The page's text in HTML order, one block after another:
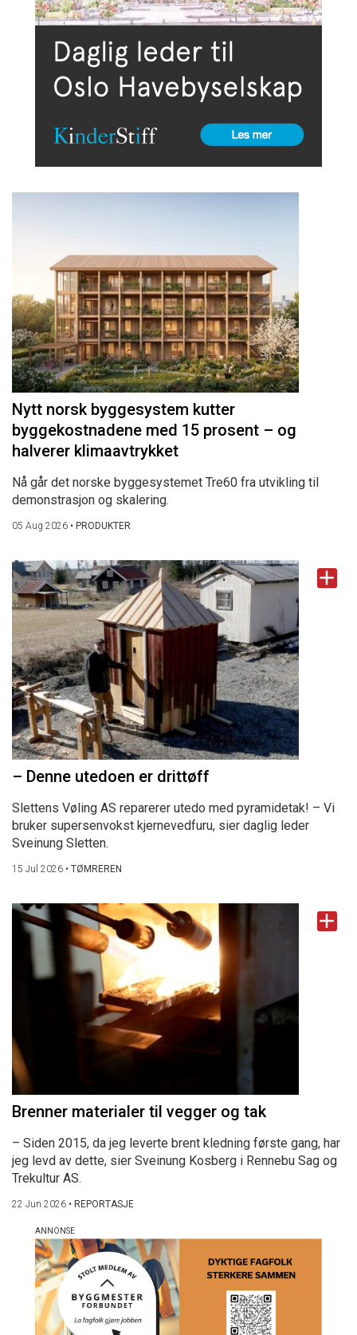
Nytt norsk byggesystem kutter
byggekostnadene med 15 prosent – og
halverer klimaavtrykket
Nå går det norske byggesystemet Tre60 fra utvikling til
demonstrasjon og skalering.
05 Aug 2026 • PRODUKTER
– Denne utedoen er drittøff
Slettens Vøling AS reparerer utedo med pyramidetak! – Vi
bruker supersenvokst kjernevedfuru, sier daglig leder
Sveinung Sletten.
15 Jul 2026 • TØMREREN
Brenner materialer til vegger og tak
– Siden 2015, da jeg leverte brent kledning første gang, har
jeg levd av dette, sier Sveinung Kosberg i Rennebu Sag og
Trekultur AS.
22 Jun 2026 • REPORTASJE